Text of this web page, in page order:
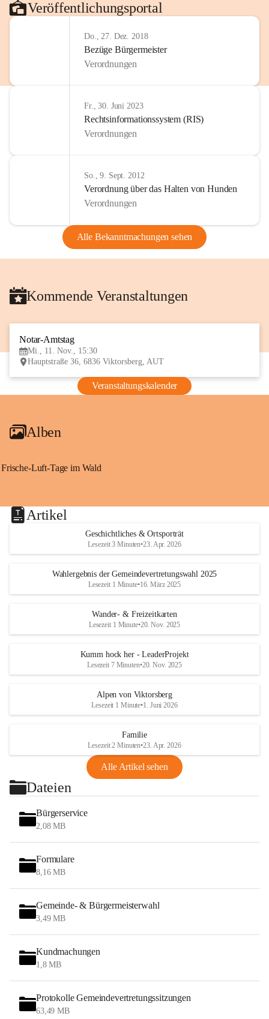
Veröffentlichungsportal
Do., 27. Dez. 2018
Bezüge Bürgermeister
Verordnungen
Fr., 30. Juni 2023
Rechtsinformationssystem (RIS)
Verordnungen
So., 9. Sept. 2012
Verordnung über das Halten von Hunden
Verordnungen
Alle Bekanntmachungen sehen
Kommende Veranstaltungen
Notar-Amtstag
Mi., 11. Nov., 15:30
Hauptstraße 36, 6836 Viktorsberg, AUT
Veranstaltungskalender
Alben
Frische-Luft-Tage im Wald
Artikel
Geschichtliches & Ortsporträt
Lesezeit 3 Minuten•23. Apr. 2026
Wahlergebnis der Gemeindevertretungswahl 2025
Lesezeit 1 Minute•16. März 2025
Wander- & Freizeitkarten
Lesezeit 1 Minute•20. Nov. 2025
Kumm hock her - LeaderProjekt
Lesezeit 7 Minuten•20. Nov. 2025
Alpen von Viktorsberg
Lesezeit 1 Minute•1. Juni 2026
Familie
Lesezeit 2 Minuten•23. Apr. 2026
Alle Artikel sehen
Dateien
Bürgerservice
2,08 MB
Formulare
8,16 MB
Gemeinde- & Bürgermeisterwahl
3,49 MB
Kundmachungen
1,8 MB
Protokolle Gemeindevertretungssitzungen
63,49 MB